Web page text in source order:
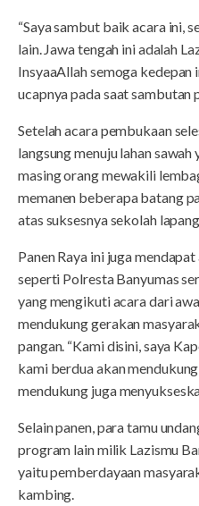
“Saya sambut baik acara ini,
lain. Jawa tengah ini adalah
InsyaaAllah semoga
ucapnya pada saat sambutan
Setelah acara pembukaan
langsung menuju lahan
masing orang mewakili
memanen beberapa batang
atas suksesnya sekolah
Panen Raya ini juga
seperti Polresta Banyumas
yang mengikuti acara dari
mendukung gerakan
pangan. “Kami disini, saya
kami berdua akan
mendukung juga
Selain panen, para tamu
program lain milik Lazismu
yaitu pemberdayaan
kambing.